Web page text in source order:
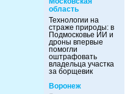
область
Технологии на
страже природы: в
Подмосковье ИИ и
дроны впервые
помогли
оштрафовать
владельца участка
за борщевик
Воронеж